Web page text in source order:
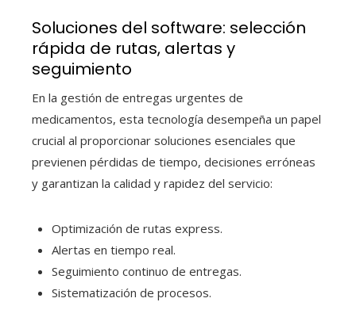
Soluciones del software: selección
rápida de rutas, alertas y
seguimiento
En la gestión de entregas urgentes de
medicamentos, esta tecnología desempeña un papel
crucial al proporcionar soluciones esenciales que
previenen pérdidas de tiempo, decisiones erróneas
y garantizan la calidad y rapidez del servicio:
Optimización de rutas express.
Alertas en tiempo real.
Seguimiento continuo de entregas.
Sistematización de procesos.